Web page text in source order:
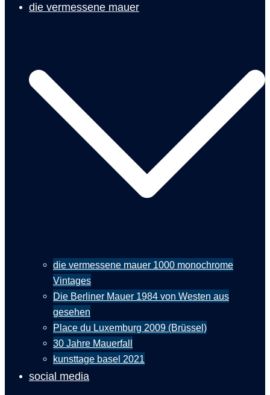
die vermessene mauer
die vermessene mauer 1000 monochrome
Vintages
Die Berliner Mauer 1984 von Westen aus
gesehen
Place du Luxemburg 2009 (Brüssel)
30 Jahre Mauerfall
kunsttage basel 2021
social media